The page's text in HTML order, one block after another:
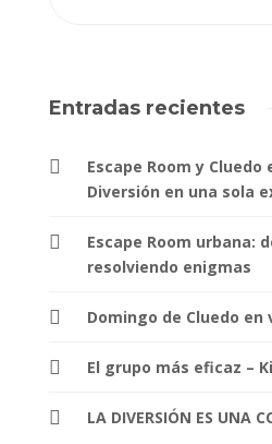
Entradas recientes
Escape Room y
Diversión en una sola
Escape Room urbana:
resolviendo enigmas
Domingo de Cluedo en
El grupo más eficaz –
LA DIVERSIÓN ES UNA